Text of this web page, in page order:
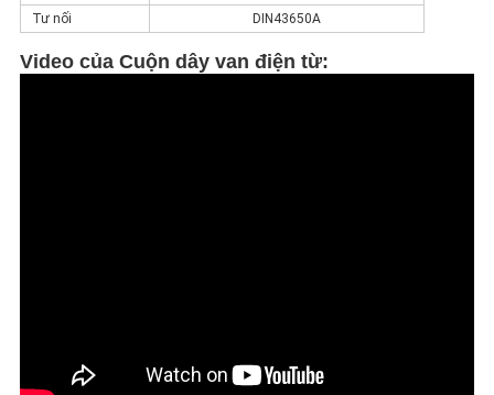
Tư nối
DIN43650A
Video của Cuộn dây van điện từ: